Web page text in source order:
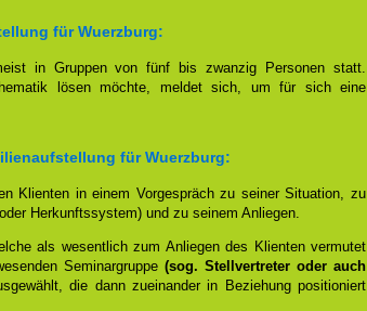
für Wuerzburg:
in Gruppen von fünf bis zwanzig Personen statt.
lösen möchte, meldet sich, um für sich eine
für Wuerzburg:
Klienten in einem Vorgespräch zu seiner Situation, zu
Herkunftssystem) und zu seinem Anliegen.
als wesentlich zum Anliegen des Klienten vermutet
Seminargruppe (sog. Stellvertreter oder auch
die dann zueinander in Beziehung positioniert